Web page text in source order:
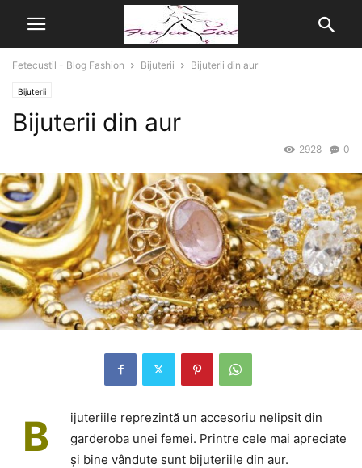
Fetecustil - Blog Fashion Bijuterii Bijuterii din aur
Bijuterii
Bijuterii din aur
0
2928
B
ijuteriile reprezintă un accesoriu nelipsit din
garderoba unei femei. Printre cele mai apreciate
și bine vândute sunt bijuteriile din aur.